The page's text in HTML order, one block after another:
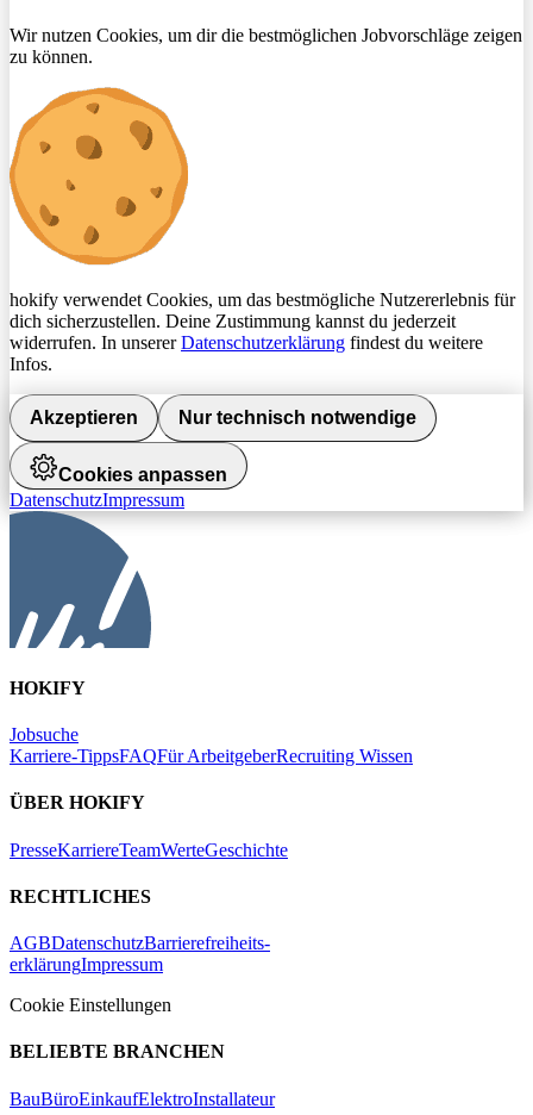
Wir nutzen Cookies, um dir die bestmöglichen Jobvorschläge zeigen
zu können.
hokify verwendet Cookies, um das bestmögliche Nutzererlebnis für
dich sicherzustellen. Deine Zustimmung kannst du jederzeit
widerrufen. In unsererDatenschutzerklärung findest du weitere
Infos.
Akzeptieren Nur technisch notwendige
Cookies anpassen
DatenschutzImpressum
HOKIFY
Jobsuche
Karriere-TippsFAQFür ArbeitgeberRecruiting Wissen
ÜBER HOKIFY
PresseKarriereTeamWerteGeschichte
RECHTLICHES
AGBDatenschutzBarrierefreiheits-
erklärungImpressum
Cookie Einstellungen
BELIEBTE BRANCHEN
BauBüroEinkaufElektroInstallateur